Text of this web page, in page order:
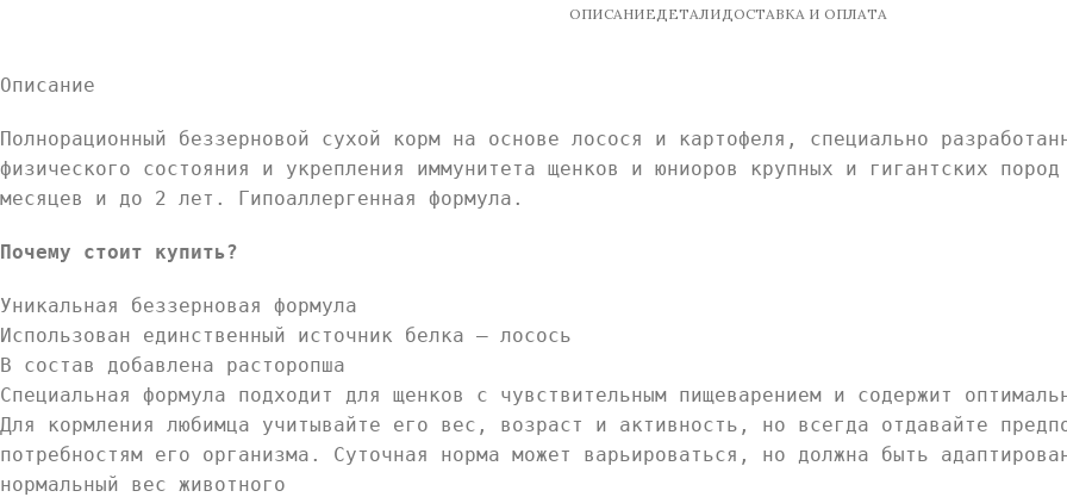
ОПИСАНИЕДЕТАЛИДОСТАВКА И ОПЛАТА
Описание
Полнорационный беззерновой сухой корм на основе лосося и картофеля, специально
физического состояния и укрепления иммунитета щенков и юниоров крупных и гигантских
месяцев и до 2 лет. Гипоаллергенная формула.
Почему стоит купить?
Уникальная беззерновая формула
Использован единственный источник белка – лосось
В состав добавлена расторопша
Специальная формула подходит для щенков с чувствительным пищеварением и содержит
Для кормления любимца учитывайте его вес, возраст и активность, но всегда отдавайте
потребностям его организма. Суточная норма может варьироваться, но должна быть
нормальный вес животного